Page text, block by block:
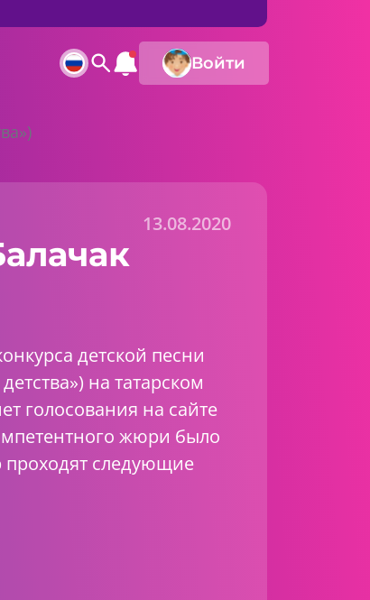
Войти
13.08.2020
детской песни
на татарском
голосования на сайте
жюри было
проходят следующие